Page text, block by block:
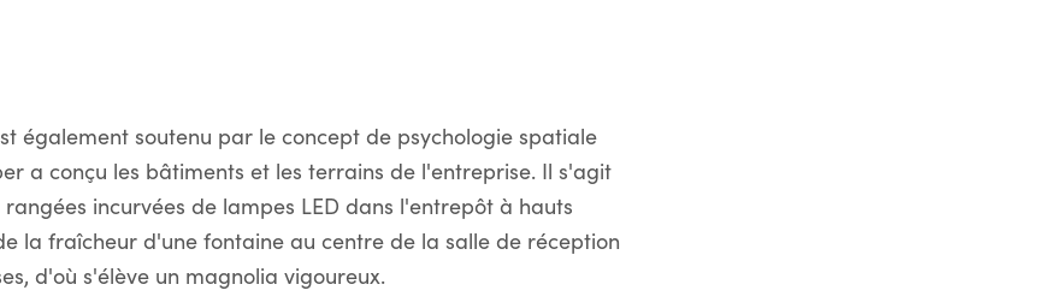
également soutenu par le concept de psychologie spatiale
a conçu les bâtiments et les terrains de l'entreprise. Il s'agit
incurvées de lampes LED dans l'entrepôt à hauts
la fraîcheur d'une fontaine au centre de la salle de réception
d'où s'élève un magnolia vigoureux.